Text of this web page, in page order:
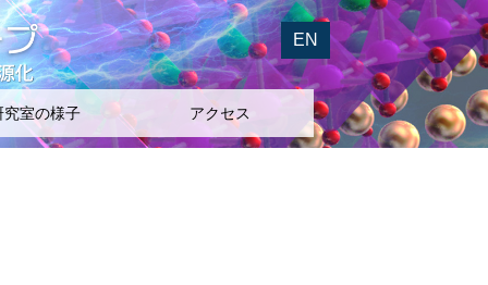
EN
究室の様子 アクセス